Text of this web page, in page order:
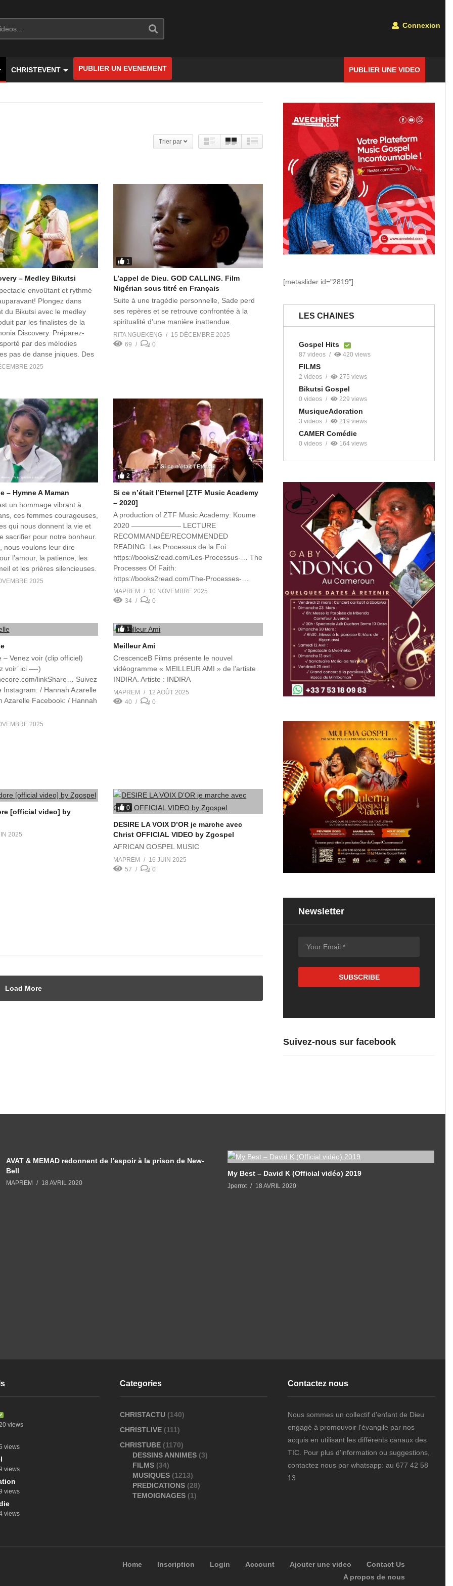
Connexion
CHRISTEVENT PUBLIER UNE VIDEO
PUBLIER UN EVENEMENT
Trier par
– Medley Bikutsi
envoûtant et rythmé
Plongez dans
du Bikutsi avec le medley
par les finalistes de la
Discovery. Préparez-
par des mélodies
pas de danse jniques. Des
se sont réunis pour vous
musicale incomparable.
2025
1
L’appel de Dieu. GOD CALLING. Film
Nigérian sous titré en Français
Suite à une tragédie personnelle, Sade perd
ses repères et se retrouve confrontée à la
spiritualité d’une manière inattendue.
RITA NGUEKENG
15 DÉCEMBRE 2025
69
0
– Hymne A Maman
un hommage vibrant à
ces femmes courageuses,
qui nous donnent la vie et
sacrifier pour notre bonheur.
nous voulons leur dire
l’amour, la patience, les
et les prières silencieuses.
2025
2
Si ce n’était l’Eternel [ZTF Music Academy
– 2020]
A production of ZTF Music Academy: Koume
2020 ——————— LECTURE
RECOMMANDÉE/RECOMMENDED
READING: Les Processus de la Foi:
https://books2read.com/Les-Processus-… The
Processes Of Faith:
https://books2read.com/The-Processes-…
The making of Disciples:
https://books2read.com/The-Making-of-…
https://books2read.com/Faire-Des-Disc…
RESSOURCES UTILES/USEFUL
RESOURCES: Online bookstore:
course: https://bcc.ztfministry.org Live support
(24/7): https://helpdesk.ztfministry.org
MAPREM
10 NOVEMBRE 2025
34
0
– Venez voir (clip officiel)
voir’ ici —-)
linkShare… Suivez
Instagram: / Hannah Azarelle
Azarelle Facebook: / Hannah
2025
1
Meilleur Ami
CrescenceB Films présente le nouvel
vidéogramme « MEILLEUR AMI » de l’artiste
INDIRA. Artiste : INDIRA
MAPREM
12 AOÛT 2025
40
0
[official video] by
2025
0
DESIRE LA VOIX D’OR je marche avec
Christ OFFICIAL VIDEO by Zgospel
AFRICAN GOSPEL MUSIC
MAPREM
16 JUIN 2025
57
0
Load More
[metaslider id="2819"]
LES CHAINES
Gospel Hits
87 videos 420 views
FILMS
2 videos 275 views
Bikutsi Gospel
0 videos 229 views
MusiqueAdoration
3 videos 219 views
CAMER Comédie
0 videos 164 views
Newsletter
Suivez-nous sur facebook
AVAT & MEMAD redonnent de l’espoir à la prison de New-
Bell
MAPREM 18 AVRIL 2020
My Best – David K (Official vidéo) 2019
Jperrot 18 AVRIL 2020
views
views
views
views
views
Categories
CHRISTACTU (140)
CHRISTLIVE (111)
CHRISTUBE (1170)
DESSINS ANNIMES (3)
FILMS (34)
MUSIQUES (1213)
PREDICATIONS (28)
TEMOIGNAGES (1)
Contactez nous
Nous sommes un collectif d'enfant de Dieu
engagé à promouvoir l'évangile par nos
acquis en utilisant les différents canaux des
TIC. Pour plus d'information ou suggestions,
contactez nous par whatsapp: au 677 42 58
13
Home Inscription Login Account Ajouter une video
Contact Us
A propos de nous